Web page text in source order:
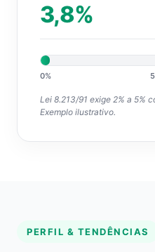
3,8%
0%
Lei 8.213/91 exige 2% a 5%
Exemplo ilustrativo.
PERFIL & TENDÊNCIAS